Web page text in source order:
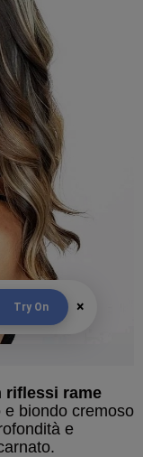
Try On ×
riflessi rame
biondo cremoso
e